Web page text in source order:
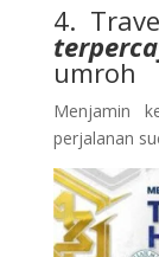
4.
umroh
Menjamin
perjalanan